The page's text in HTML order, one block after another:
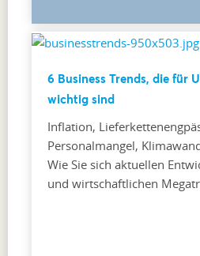
6 Business Trends, die für
wichtig sind
Inflation,
Personalmangel,
Wie Sie sich aktuellen
und wirtschaftlichen